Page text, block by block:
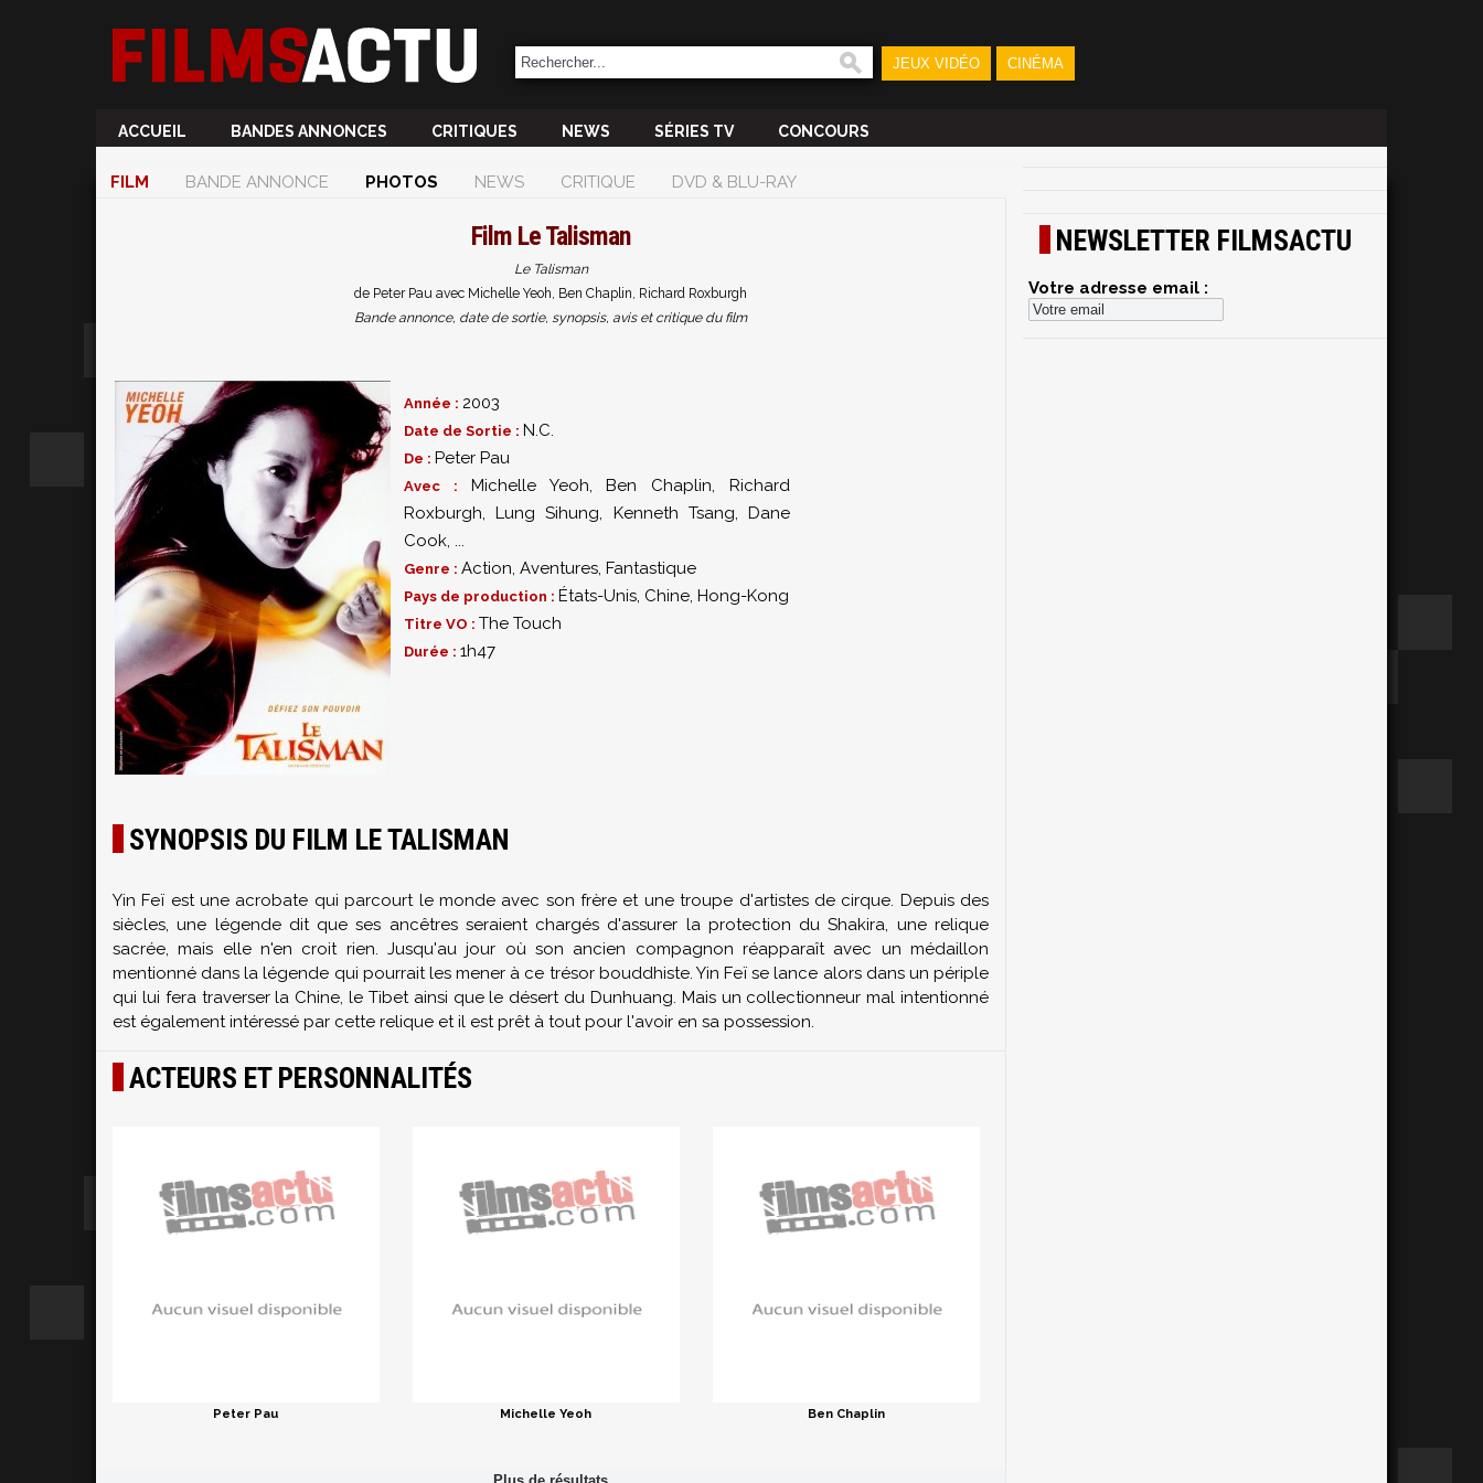
JEUX VIDÉO CINÉMA
ACCUEIL BANDES ANNONCES CRITIQUES NEWS SÉRIES TV CONCOURS
FILM BANDE ANNONCE PHOTOS NEWS CRITIQUE DVD & BLU-RAY
Film Le Talisman
Le Talisman
de Peter Pau avec Michelle Yeoh, Ben Chaplin, Richard Roxburgh
Bande annonce, date de sortie, synopsis, avis et critique du film
Année : 2003
Date de Sortie : N.C.
De : Peter Pau
Avec : Michelle Yeoh,Ben Chaplin,Richard
Roxburgh,Lung Sihung, Kenneth Tsang,Dane
Cook, ...
Genre : Action, Aventures, Fantastique
Pays de production : États-Unis, Chine, Hong-Kong
Titre VO : The Touch
Durée : 1h47
SYNOPSIS DU FILM LE TALISMAN
Yin Feï est une acrobate qui parcourt le monde avec son frère et une troupe d'artistes de cirque. Depuis des
siècles, une légende dit que ses ancêtres seraient chargés d'assurer la protection du Shakira, une relique
sacrée, mais elle n'en croit rien. Jusqu'au jour où son ancien compagnon réapparaît avec un médaillon
mentionné dans la légende qui pourrait les mener à ce trésor bouddhiste. Yin Feï se lance alors dans un périple
qui lui fera traverser la Chine, le Tibet ainsi que le désert du Dunhuang. Mais un collectionneur mal intentionné
est également intéressé par cette relique et il est prêt à tout pour l'avoir en sa possession.
ACTEURS ET PERSONNALITÉS
Peter Pau Michelle Yeoh Ben Chaplin
NEWSLETTER FILMSACTU
Votre adresse email :